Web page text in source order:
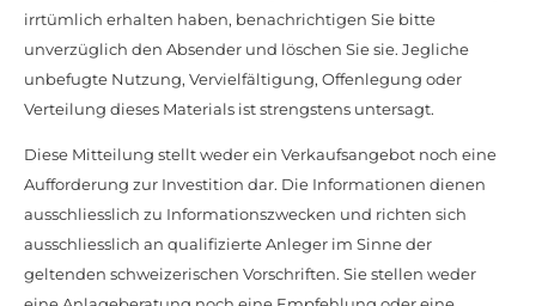
irrtümlich erhalten haben, benachrichtigen Sie bitte
unverzüglich den Absender und löschen Sie sie. Jegliche
unbefugte Nutzung, Vervielfältigung, Offenlegung oder
Verteilung dieses Materials ist strengstens untersagt.
Diese Mitteilung stellt weder ein Verkaufsangebot noch eine
Aufforderung zur Investition dar. Die Informationen dienen
ausschliesslich zu Informationszwecken und richten sich
ausschliesslich an qualifizierte Anleger im Sinne der
geltenden schweizerischen Vorschriften. Sie stellen weder